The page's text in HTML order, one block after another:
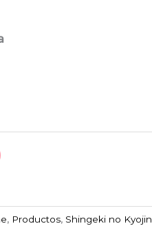
, Productos, Shingeki no Kyojin